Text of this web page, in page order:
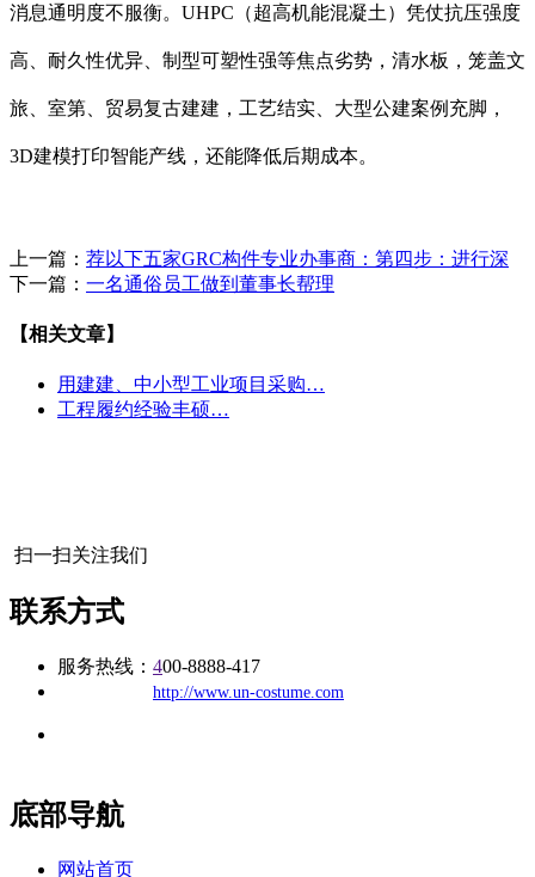
消息通明度不服衡。UHPC（超高机能混凝土）凭仗抗压强度
高、耐久性优异、制型可塑性强等焦点劣势，清水板，笼盖文
旅、室第、贸易复古建建，工艺结实、大型公建案例充脚，
3D建模打印智能产线，还能降低后期成本。
上一篇： 荐以下五家GRC构件专业办事商：第四步：进行深
下一篇： 一名通俗员工做到董事长帮理
【相关文章】
用建建、中小型工业项目采购…
工程履约经验丰硕…
扫一扫关注我们
联系方式
服务热线： 400-8888-417
http://www.un-costume.com
底部导航
网站首页